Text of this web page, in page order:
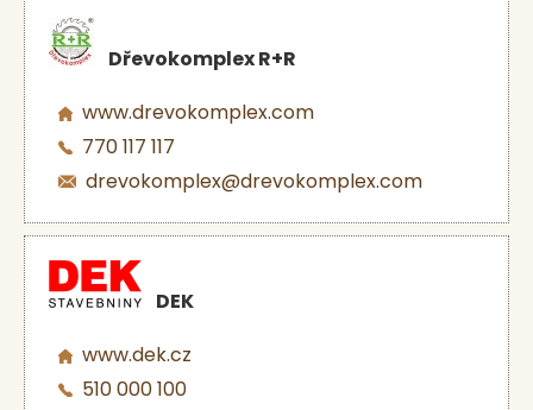
Dřevokomplex R+R
www.drevokomplex.com
770 117 117
drevokomplex@drevokomplex.com
DEK
www.dek.cz
510 000 100